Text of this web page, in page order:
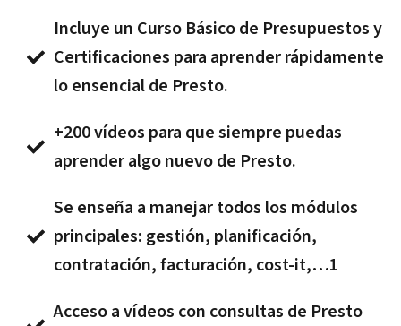
Incluye un Curso Básico de Presupuestos y
Certificaciones para aprender rápidamente
lo ensencial de Presto.
+200 vídeos para que siempre puedas
aprender algo nuevo de Presto.
Se enseña a manejar todos los módulos
principales: gestión, planificación,
contratación, facturación, cost-it,…1
Acceso a vídeos con consultas de Presto